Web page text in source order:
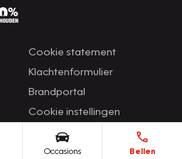
Occasions Bellen
Cookie statement
Klachtenformulier
Brandportal
Cookie instellingen